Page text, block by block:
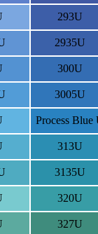
293U
2935U
300U
3005U
Process Blue
313U
3135U
320U
327U